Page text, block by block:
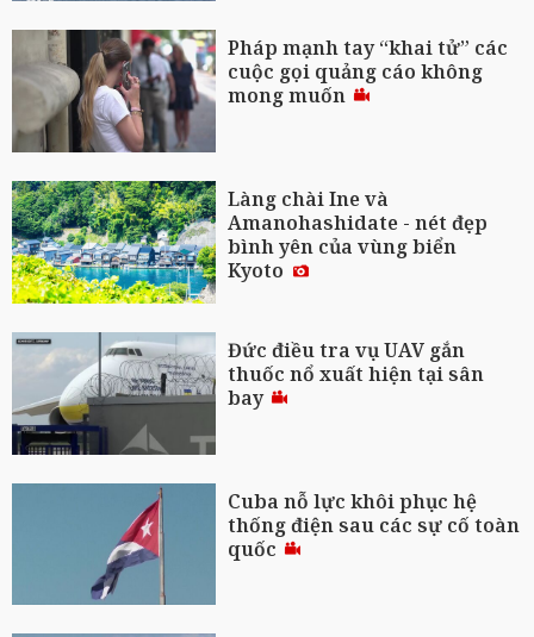
Pháp mạnh tay “khai tử” các
cuộc gọi quảng cáo không
mong muốn
Làng chài Ine và
Amanohashidate - nét đẹp
bình yên của vùng biển
Kyoto
Đức điều tra vụ UAV gắn
thuốc nổ xuất hiện tại sân
bay
Cuba nỗ lực khôi phục hệ
thống điện sau các sự cố toàn
quốc